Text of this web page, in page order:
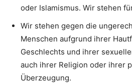
oder Islamismus. Wir stehen
Wir stehen gegen die
Menschen aufgrund ihrer
Geschlechts und ihrer
auch ihrer Religion oder ihrer
Überzeugung.